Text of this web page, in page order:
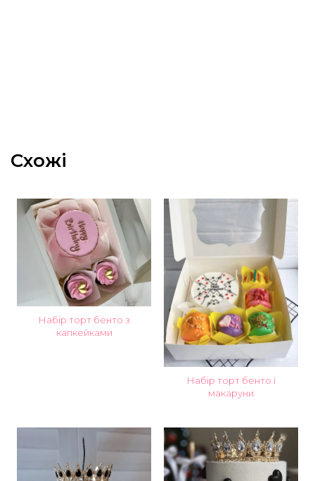
Схожі
Набір торт бенто з
капкейками
Набір торт бенто і
макаруни